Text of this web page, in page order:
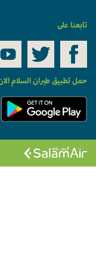
تابعنا على
حمل تطبيق طيران السلام الان